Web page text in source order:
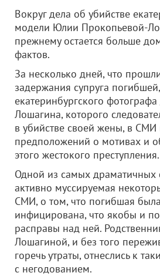
Вокруг дела об убийстве
модели Юлии Прокопьевой-
прежнему остается больше
фактов.
За несколько дней, что
задержания супруга
екатеринбургского
Лошагина, которого
в убийстве своей жены, в СМИ
предположений о мотивах и
этого жестокого преступления.
Одной из самых драматичных
активно муссируемая
СМИ, о том, что погибшая
инфицирована, что якобы и
расправы над ней.
Лошагиной, и без того
горечь утраты, отнеслись к
с негодованием.